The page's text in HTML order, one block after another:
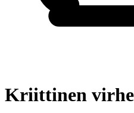
Kriittinen virhe